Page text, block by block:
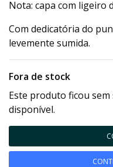
Nota: capa com ligeiro
Com dedicatória do
levemente sumida.
Fora de stock
Este produto ficou
disponível.